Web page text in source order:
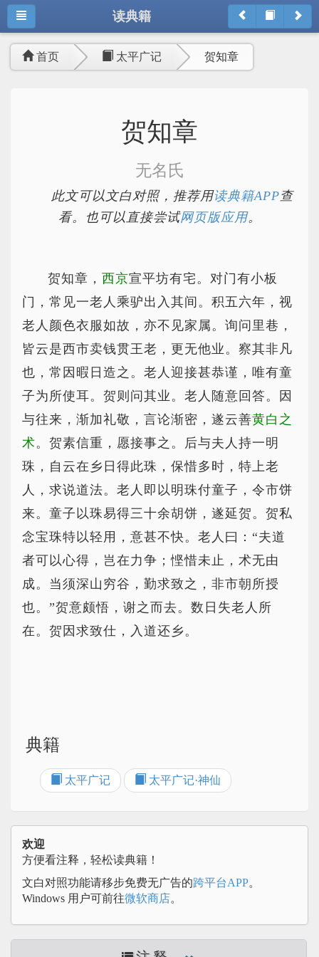
读典籍
首页 太平广记 贺知章
贺知章
无名氏
此文可以文白对照，推荐用读典籍APP查
看。也可以直接尝试网页版应用。
贺知章， 西京宣平坊有宅。对门有小板
门，常见一老人乘驴出入其间。积五六年，视
老人颜色衣服如故，亦不见家属。询问里巷，
皆云是西市卖钱贯王老，更无他业。察其非凡
也，常因暇日造之。老人迎接甚恭谨，唯有童
子为所使耳。贺则问其业。老人随意回答。因
与往来，渐加礼敬，言论渐密，遂云善黄白之
术。贺素信重，愿接事之。后与夫人持一明
珠，自云在乡日得此珠，保惜多时，特上老
人，求说道法。老人即以明珠付童子，令市饼
来。童子以珠易得三十余胡饼，遂延贺。贺私
念宝珠特以轻用，意甚不快。老人曰：“夫道
者可以心得，岂在力争；悭惜未止，术无由
成。当须深山穷谷，勤求致之，非市朝所授
也。”贺意颇悟，谢之而去。数日失老人所
在。贺因求致仕，入道还乡。
典籍
太平广记 太平广记·神仙
欢迎
方便看注释，轻松读典籍！
文白对照功能请移步免费无广告的跨平台APP。
Windows 用户可前往微软商店。